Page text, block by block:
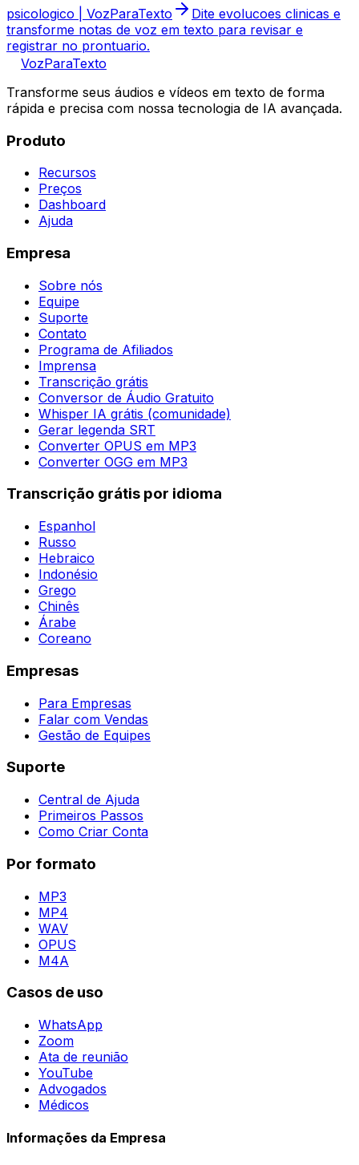
psicologico | VozParaTexto
Dite evolucoes clinicas e
transforme notas de voz em texto para revisar e
registrar no prontuario.
VozParaTexto
Transforme seus áudios e vídeos em texto de forma
rápida e precisa com nossa tecnologia de IA avançada.
Produto
Recursos
Preços
Dashboard
Ajuda
Empresa
Sobre nós
Equipe
Suporte
Contato
Programa de Afiliados
Imprensa
Transcrição grátis
Conversor de Áudio Gratuito
Whisper IA grátis (comunidade)
Gerar legenda SRT
Converter OPUS em MP3
Converter OGG em MP3
Transcrição grátis por idioma
Espanhol
Russo
Hebraico
Indonésio
Grego
Chinês
Árabe
Coreano
Empresas
Para Empresas
Falar com Vendas
Gestão de Equipes
Suporte
Central de Ajuda
Primeiros Passos
Como Criar Conta
Por formato
MP3
MP4
WAV
OPUS
M4A
Casos de uso
WhatsApp
Zoom
Ata de reunião
YouTube
Advogados
Médicos
Informações da Empresa